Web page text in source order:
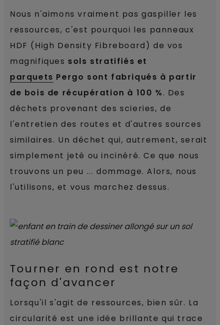
Nous n'aimons vraiment pas gaspiller les
ressources, c'est pourquoi les panneaux
HDF (High Density Fibreboard) de vos
magnifiques sols stratifiés et
parquets Pergo sont fabriqués à partir
de bois de récupération à 100 %. Des
déchets provenant des scieries, de
l'entretien des routes et d'autres sources
similaires. Un déchet qui, autrement, serait
simplement jeté ou incinéré. Ce que nous
trouvons un peu ... dommage. Alors, nous
l'utilisons, et vous marchez dessus.
Tourner en rond est notre
façon d'avancer
Lorsqu'il s'agit de ressources, bien sûr. La
circularité est une idée brillante qui trace